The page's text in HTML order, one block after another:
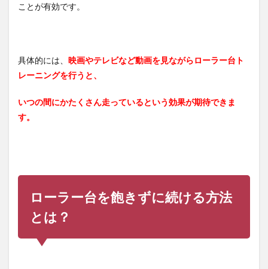
ことが有効です。
具体的には、 映画やテレビなど動画を見ながらローラー台ト
レーニングを行うと、
いつの間にかたくさん走っているという効果が期待できま
す。
ローラー台を飽きずに続ける方法
とは？